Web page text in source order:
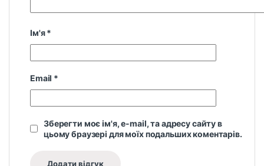
Ім'я*
Email *
Зберегти моє ім'я, e-mail, та адресу сайту в
цьому браузері для моїх подальших коментарів.